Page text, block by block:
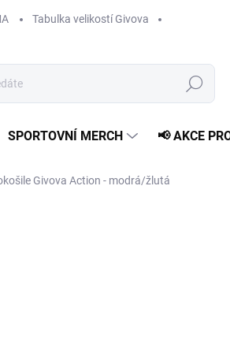
Tabulka velikostí Givova
Hledat
SPORTOVNÍ MERCH 📢 AKCE
Givova Action - modrá/žlutá